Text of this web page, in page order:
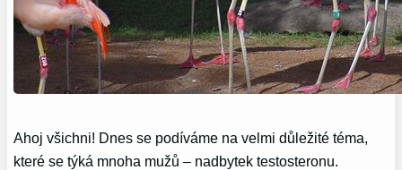
Ahoj všichni! Dnes se podíváme na velmi důležité téma,
které se týká mnoha mužů – nadbytek testosteronu.